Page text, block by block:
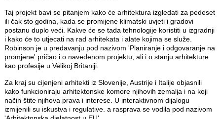
Taj projekt bavi se pitanjem kako će arhitektura izgledati za pedeset
ili čak sto godina, kada se promijene klimatski uvjeti i gradovi
postanu duplo veći. Kakve će se tada tehnologije koristiti u izgradnji
i kako će to utjecati na rad arhitekata i alate kojima se služe.
Robinson je u predavanju pod nazivom 'Planiranje i odgovaranje na
promjene' pričao i o navedenom projektu, ali i o stanju arhitekture
kao profesije u Velikoj Britaniji.
Za kraj su cijenjeni arhitekti iz Slovenije, Austrije i Italije objasnili
kako funkcioniraju arhitektonske komore njihovih zemalja i na koji
način štite njihova prava i interese. U interaktivnom dijalogu
izmijenili su iskustva i regulative. a rasprava se vodila pod nazivom